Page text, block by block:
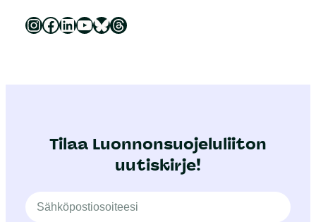
Luonnonsuojeluliitto Instagramissa Luonnonsuojeluliitto Facebookissa Luonnonsuojeluliitto LinkedInissä Luonnonsuojeluliiton YouTube-kanava Luonnonsuojeluliitto Blueskyssa Luonnonsuojeluliitto Threadsissa
Tilaa Luonnonsuojeluliiton
uutiskirje!